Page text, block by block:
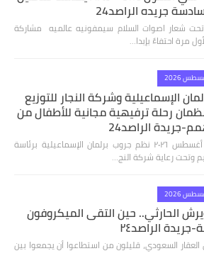
جريده الراصد24
شعار اصوات السلام سيمفونيه عالميه مشاركة
مرة احتفاءً بإبدا…
الإسماعيلية وشركة النجار للتوزيع
رحلة ترفيهية مجانية للأطفال من
جريدة الراصد24
كتبت أمل عبد الرحيم ٣ أغسطس ٢٠٢٦ نظم جروب برلمان الإسماعيلية برئاسة
وتحت رعاية شركة النج…
الحارثي.. حين التقى الميكروفون
جريدة الراصد٢٤
السعودي، قليلون من استطاعوا أن يجمعوا بين